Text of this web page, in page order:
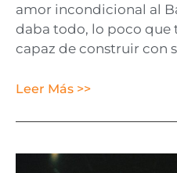
amor incondicional al
daba todo, lo poco que
capaz de construir con
Leer Más >>